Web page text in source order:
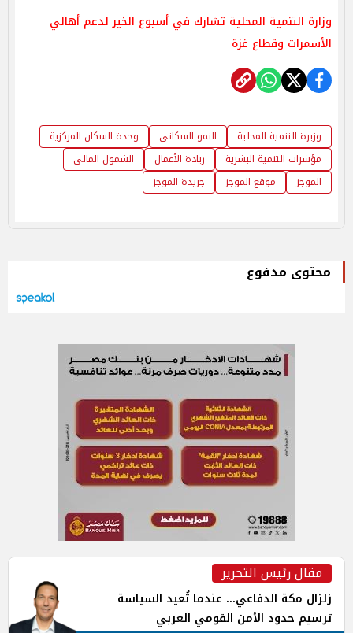
وزارة التنمية المحلية تشارك في أسبوع الخير لدعم أهالي
الأسمرات وقطاع غزة
وزيرة التنمية المحلية النمو السكانى
وحدة السكان المركزية
مؤشرات التنمية البشرية
ريادة الأعمال
الشمول المالى
الموجز
موقع الموجز جريدة الموجز
محتوى مدفوع
مقال رئيس التحرير
زلزال مكة الدفاعي... عندما تُعيد السياسة
ترسيم حدود الأمن القومي العربي